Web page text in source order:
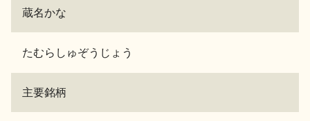
蔵名かな
たむらしゅぞうじょう
主要銘柄